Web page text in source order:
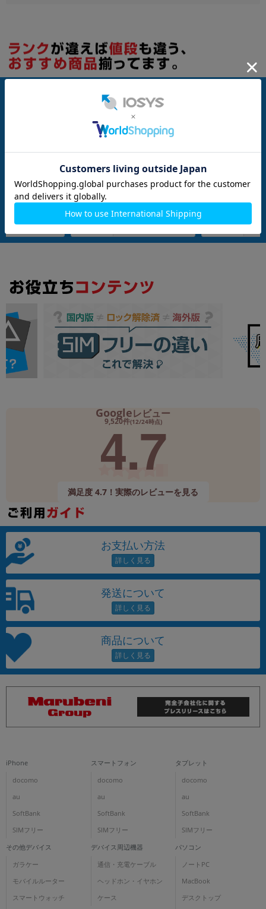
(MYN63J/A) 51
付属品: 箱/USB-C充電ケーブル(1m)/SIMカードツール
174,800
【ネットワーク利用制限▲】iPhone
13 A2631 (MLNJ3J/A) 256GB スター
ライト 【SoftBank版SIMフリー】
発売日：2021/09
付属品: 本体のみ
在庫数：1
中古Bランク 52,800
【SIMロック解除
発売日：2017/09
在庫数：1
中古Cランク
Googleレビュー
9,520件(12/24時点)
4.7
満足度 4.7！実際のレビューを見る
お支払い方法
発送について
商品について
iPhone
docomo
au
SoftBank
SIMフリー
スマートフォン
docomo
au
SoftBank
SIMフリー
タブレット
docomo
au
SoftBank
SIMフリー
その他デバイス
ガラケー
モバイルルーター
スマートウォッチ
デバイス周辺機器
通信・充電ケーブル
ヘッドホン・イヤホン
ケース
パソコン
ノートPC
MacBook
デスクトップ